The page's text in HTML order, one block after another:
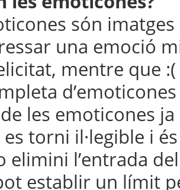
són
una emoció
mentre que
les emoticones
torni il·legible i
elimini l’entrada
establir un límit